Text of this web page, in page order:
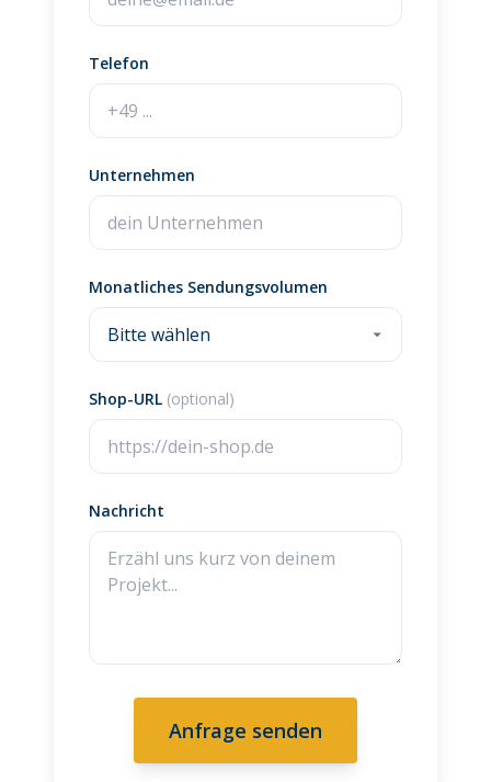
Telefon
Unternehmen
Monatliches Sendungsvolumen
Shop-URL (optional)
Nachricht
Anfrage senden